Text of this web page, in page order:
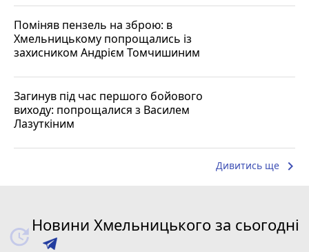
Поміняв пензель на зброю: в
Хмельницькому попрощались із
захисником Андрієм Томчишиним
Загинув під час першого бойового
виходу: попрощалися з Василем
Лазуткіним
Дивитись ще keyboard_arrow_right
Новини Хмельницького за сьогодні